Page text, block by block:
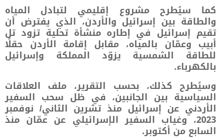
كما سيُطرح مشروع إقليمي لتبادل المياه
والطاقة بين إسرائيل والأردن، الذي يفترض أن
تقيم إسرائيل في إطاره منشأة تحلية تزود تل
أبيب وعمّان بالمياه، مقابل إقامة الأردن حقلًا
للطاقة الشمسية يزوّد المملكة وإسرائيل
بالكهرباء.
وسيُطرح كذلك، بحسب التقرير، ملف العلاقات
السياسية بين الجانبين، في ظل سحب السفير
الأردني عن إسرائيل منذ تشرين الثاني/ نوفمبر
2023، وغياب السفير الإسرائيلي عن عمّان منذ
السابع من أكتوبر.